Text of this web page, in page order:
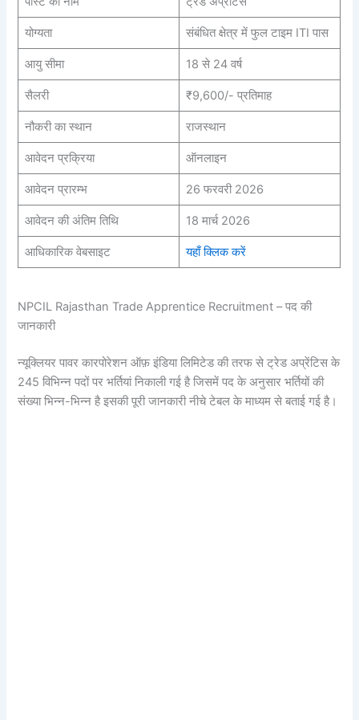
योग्यता संबंधित क्षेत्र में फुल टाइम ITI पास
आयु सीमा 18 से 24 वर्ष
सैलरी ₹9,600/- प्रतिमाह
नौकरी का स्थान राजस्थान
आवेदन प्रक्रिया ऑनलाइन
आवेदन प्रारम्भ 26 फरवरी 2026
आवेदन की अंतिम तिथि 18 मार्च 2026
आधिकारिक वेबसाइट यहाँ क्लिक करें
NPCIL Rajasthan Trade Apprentice Recruitment – पद की
जानकारी
न्यूक्लियर पावर कारपोरेशन ऑफ़ इंडिया लिमिटेड की तरफ से ट्रेड अप्रेंटिस के
245 विभिन्न पदों पर भर्तियां निकाली गई है जिसमें पद के अनुसार भर्तियों की
संख्या भिन्न-भिन्न है इसकी पूरी जानकारी नीचे टेबल के माध्यम से बताई गई है।